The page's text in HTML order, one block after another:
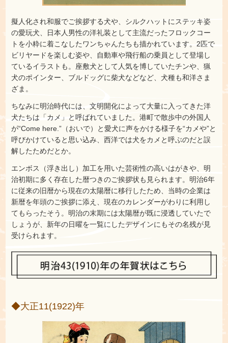
擬人化され和服でご挨拶する犬や、シルクハットにステッキ姿
の愛玩犬、日本人男性の洋礼装として主流だったフロックコー
トを小粋に着こなしたワンちゃんたちも描かれています。2匹で
ビリヤードを楽しむ姿や、自動車や飛行船の乗員として登場し
ているイラストも。座敷犬として人気を博していたチンや、猟
犬のポインター、ブルドッグに柴犬などなど、犬種も和洋さま
ざま。
ちなみに明治時代には、文明開化によって大量に入ってきた洋
犬たちは「カメ」と呼ばれていました。港町で散歩中の外国人
が“Come here.”（おいで）と愛犬に声をかける様子を“カメや”と
呼びかけていると思い込み、西洋では犬をカメと呼ぶのだと誤
解したためだとか。
エンボス（浮き出し）加工を用いた芸術性の高いはがきや、明
治初期に多く存在した暦つきのご挨拶状も見られます。明治6年
に従来の旧暦から現在の太陽暦に移行したため、当時の企業は
新暦を年頭のご挨拶に添え、現在のカレンダーがわりに利用し
てもらったそう。明治の末期には太陽暦が既に浸透していたで
しょうが、新年の日曜を一覧にしたデザインにもその名残が見
受けられます。
◆大正11(1922)年